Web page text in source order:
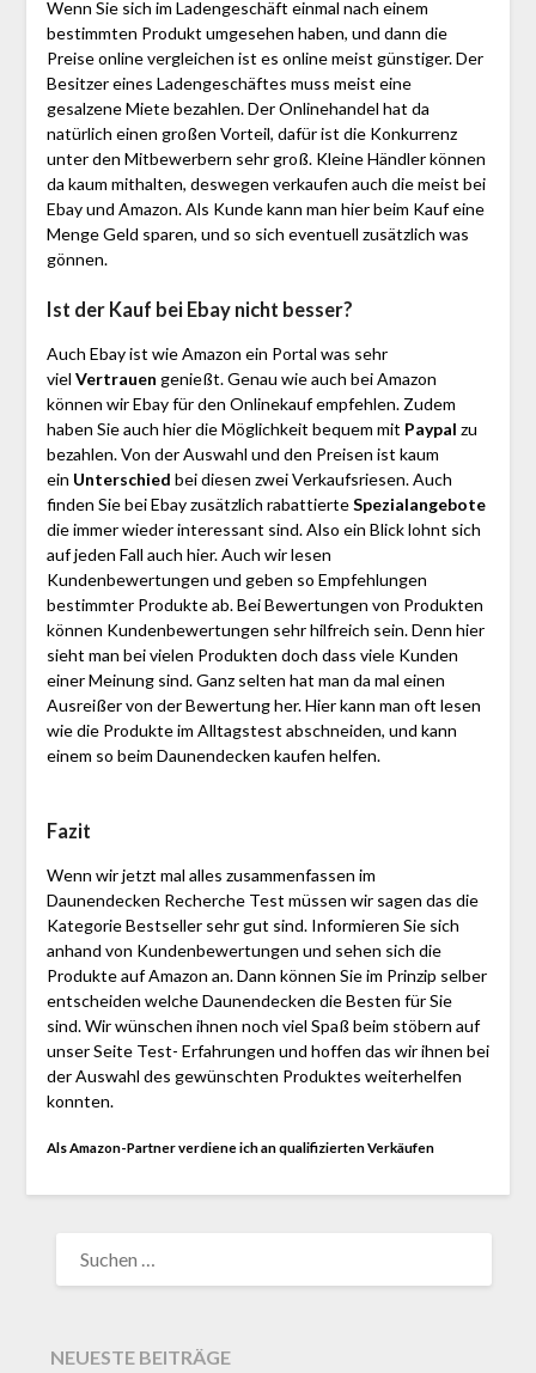
Wenn Sie sich im Ladengeschäft einmal nach einem
bestimmten Produkt umgesehen haben, und dann die
Preise online vergleichen ist es online meist günstiger. Der
Besitzer eines Ladengeschäftes muss meist eine
gesalzene Miete bezahlen. Der Onlinehandel hat da
natürlich einen großen Vorteil, dafür ist die Konkurrenz
unter den Mitbewerbern sehr groß. Kleine Händler können
da kaum mithalten, deswegen verkaufen auch die meist bei
Ebay und Amazon. Als Kunde kann man hier beim Kauf eine
Menge Geld sparen, und so sich eventuell zusätzlich was
gönnen.
Ist der Kauf bei Ebay nicht besser?
Auch Ebay ist wie Amazon ein Portal was sehr
viel Vertrauen genießt. Genau wie auch bei Amazon
können wir Ebay für den Onlinekauf empfehlen. Zudem
haben Sie auch hier die Möglichkeit bequem mit Paypal zu
bezahlen. Von der Auswahl und den Preisen ist kaum
ein Unterschied bei diesen zwei Verkaufsriesen. Auch
finden Sie bei Ebay zusätzlich rabattierteSpezialangebote
die immer wieder interessant sind. Also ein Blick lohnt sich
auf jeden Fall auch hier. Auch wir lesen
Kundenbewertungen und geben so Empfehlungen
bestimmter Produkte ab. Bei Bewertungen von Produkten
können Kundenbewertungen sehr hilfreich sein. Denn hier
sieht man bei vielen Produkten doch dass viele Kunden
einer Meinung sind. Ganz selten hat man da mal einen
Ausreißer von der Bewertung her. Hier kann man oft lesen
wie die Produkte im Alltagstest abschneiden, und kann
einem so beim Daunendecken kaufen helfen.
Fazit
Wenn wir jetzt mal alles zusammenfassen im
Daunendecken Recherche Test müssen wir sagen das die
Kategorie Bestseller sehr gut sind. Informieren Sie sich
anhand von Kundenbewertungen und sehen sich die
Produkte auf Amazon an. Dann können Sie im Prinzip selber
entscheiden welche Daunendecken die Besten für Sie
sind. Wir wünschen ihnen noch viel Spaß beim stöbern auf
unser Seite Test- Erfahrungen und hoffen das wir ihnen bei
der Auswahl des gewünschten Produktes weiterhelfen
konnten.
Als Amazon-Partner verdiene ich an qualifizierten Verkäufen
NACH:
NEUESTE BEITRÄGE